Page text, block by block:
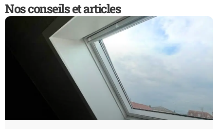
Nos conseils et articles